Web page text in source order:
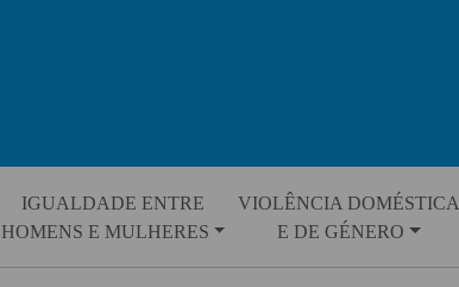
IGUALDADE ENTRE
HOMENS E MULHERES
VIOLÊNCIA DOMÉSTICA
E DE GÉNERO